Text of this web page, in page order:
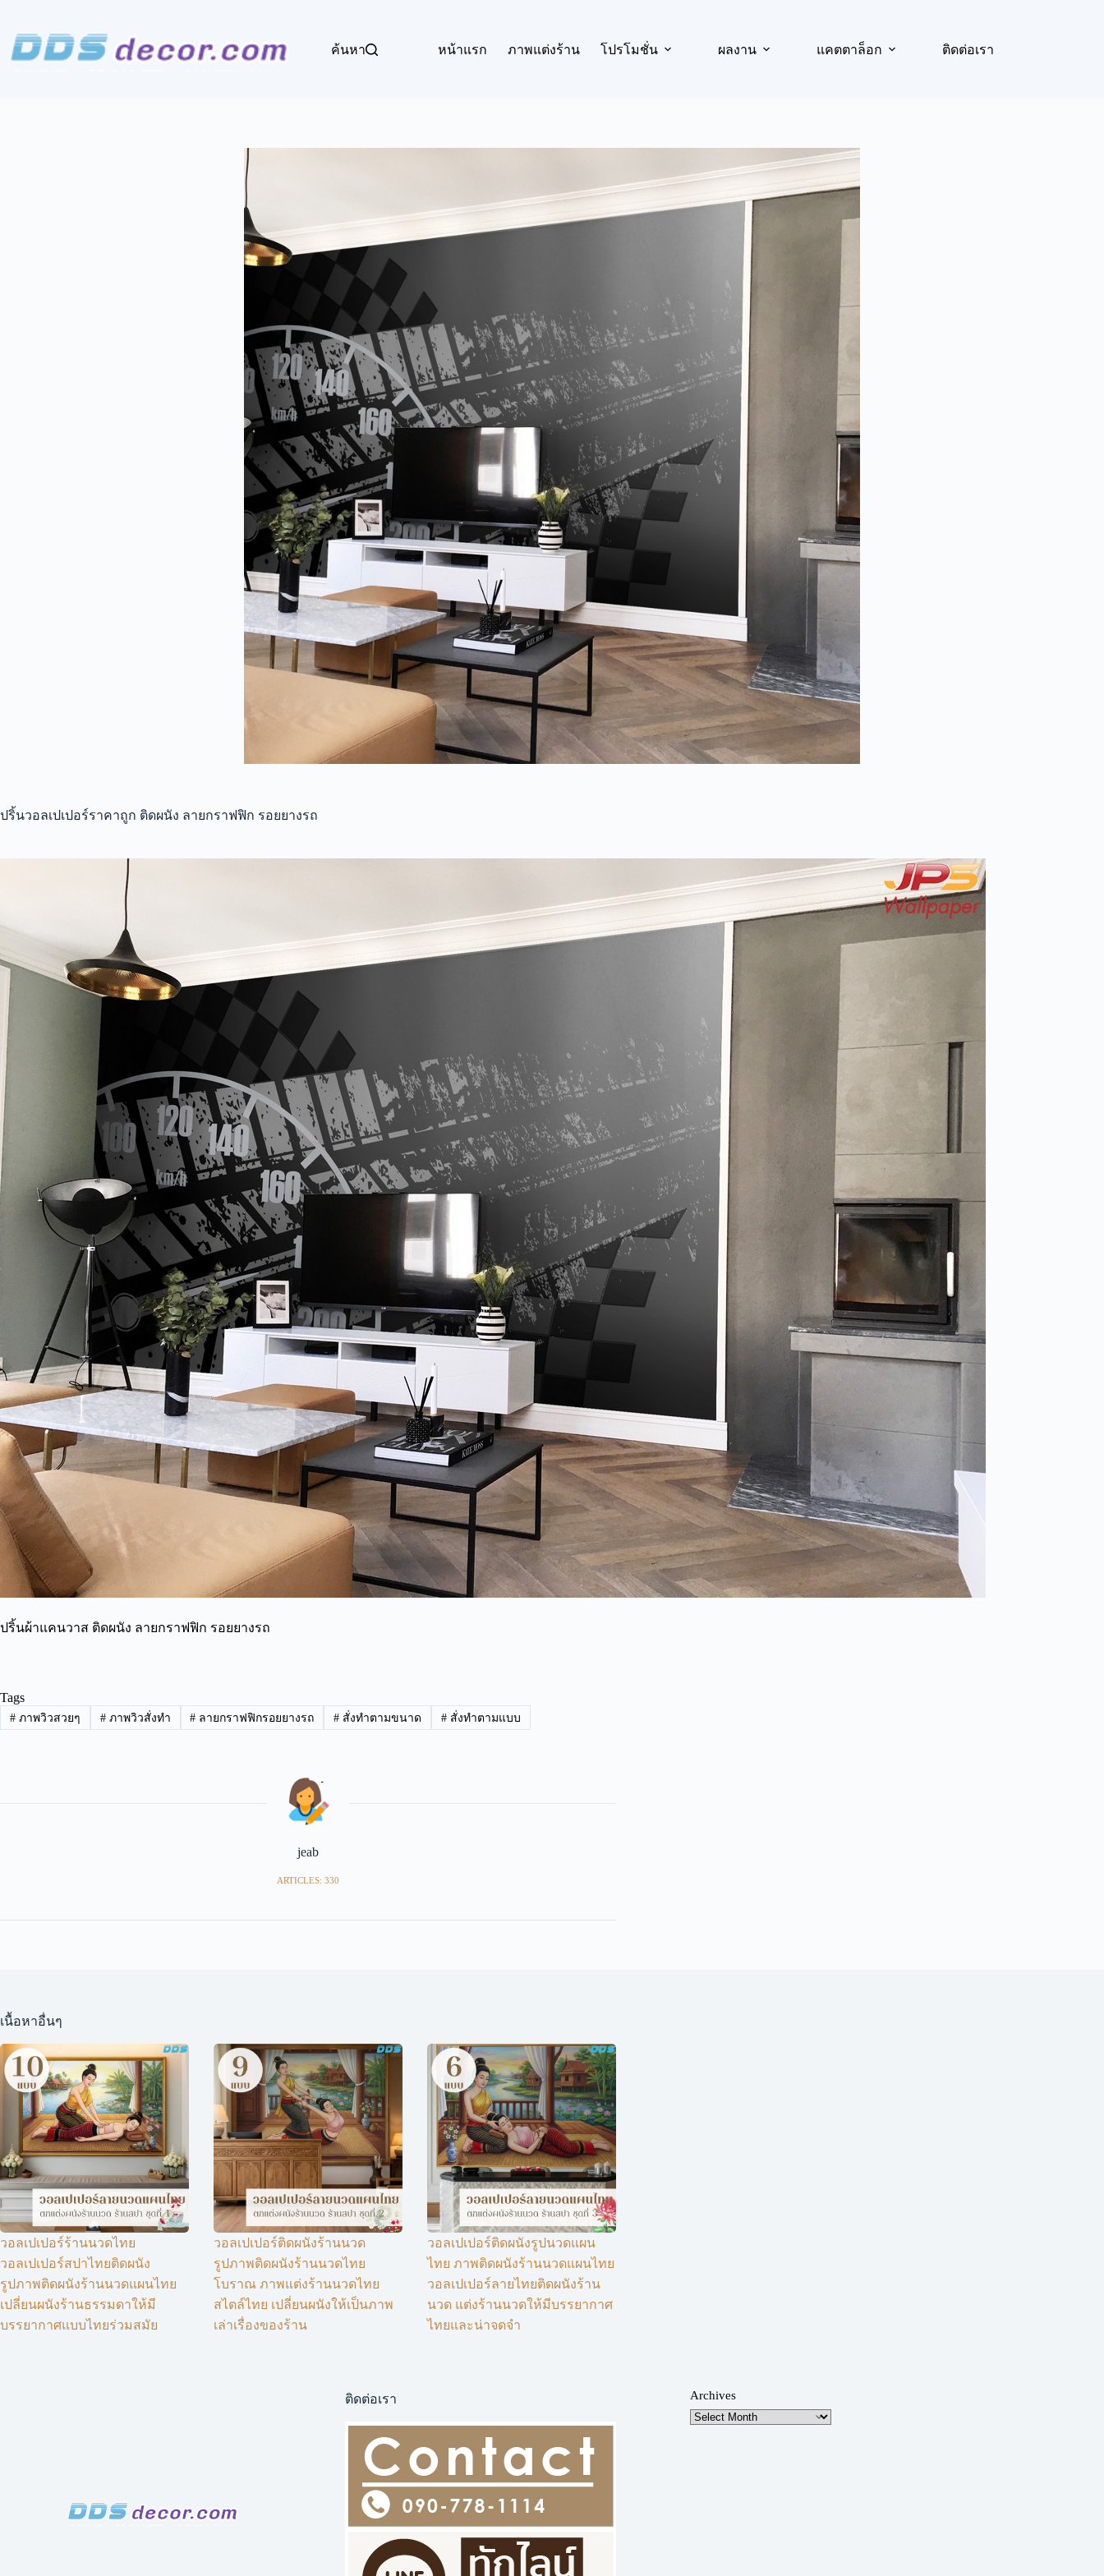
content
ค้นหา
หน้าแรก ภาพแต่งร้าน โปรโมชั่น ผลงาน แคตตาล็อก ติดต่อเรา
ปริ้นวอลเปเปอร์ราคาถูก ติดผนัง ลายกราฟฟิก รอยยางรถ
ปริ้นผ้าแคนวาส ติดผนัง ลายกราฟฟิก รอยยางรถ
Tags
#ภาพวิวสวยๆ #ภาพวิวสั่งทำ # ลายกราฟฟิกรอยยางรถ # สั่งทำตามขนาด # สั่งทำตามแบบ
jeab
ARTICLES: 330
เนื้อหาอื่นๆ
วอลเปเปอร์ร้านนวดไทย
วอลเปเปอร์สปาไทยติดผนัง
รูปภาพติดผนังร้านนวดแผนไทย
เปลี่ยนผนังร้านธรรมดาให้มี
บรรยากาศแบบไทยร่วมสมัย
วอลเปเปอร์ติดผนังร้านนวด
รูปภาพติดผนังร้านนวดไทย
โบราณ ภาพแต่งร้านนวดไทย
สไตล์ไทย เปลี่ยนผนังให้เป็นภาพ
เล่าเรื่องของร้าน
วอลเปเปอร์ติดผนังรูปนวดแผน
ไทย ภาพติดผนังร้านนวดแผนไทย
วอลเปเปอร์ลายไทยติดผนังร้าน
นวด แต่งร้านนวดให้มีบรรยากาศ
ไทยและน่าจดจำ
ติดต่อเรา Archives